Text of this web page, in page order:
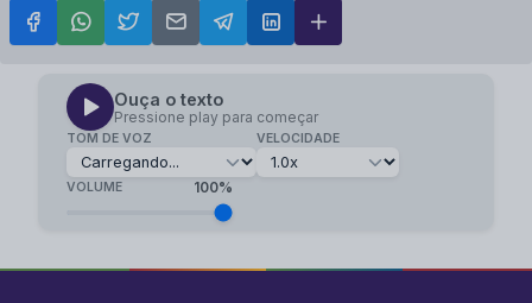
Ouça o texto
Pressione play para começar
TOM DE VOZ VELOCIDADE
VOLUME 100%